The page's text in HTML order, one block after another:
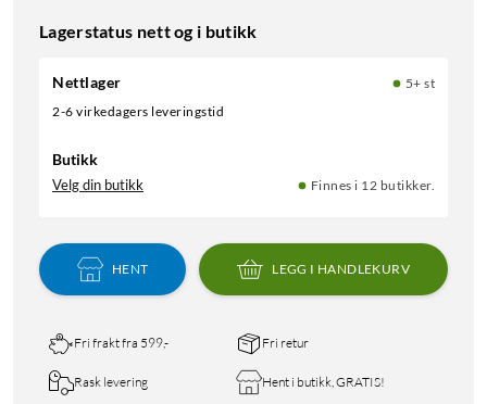
Lagerstatus nett og i butikk
Nettlager
5+ st
2-6 virkedagers leveringstid
Butikk
Velg din butikk Finnes i 12 butikker.
HENT LEGG I HANDLEKURV
Fri frakt fra 599,- Fri retur
Rask levering Hent i butikk, GRATIS!